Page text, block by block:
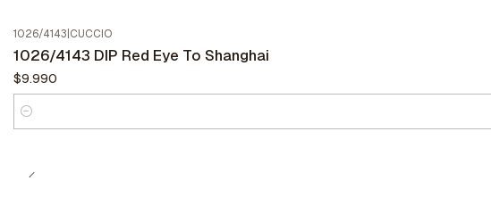
1026/4143 CUCCIO
1026/4143 DIP Red Eye To Shanghai
$9.990
Cantidad